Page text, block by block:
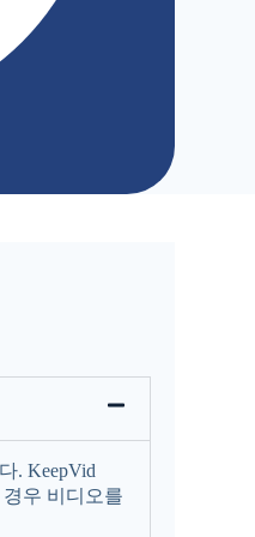
. KeepVid
우 비디오를